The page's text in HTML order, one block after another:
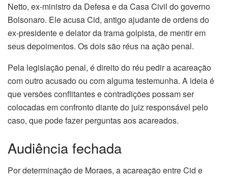
Netto, ex-ministro da Defesa e da Casa Civil do governo
Bolsonaro. Ele acusa Cid, antigo ajudante de ordens do
ex-presidente e delator da trama golpista, de mentir em
seus depoimentos. Os dois são réus na ação penal.
Pela legislação penal, é direito do réu pedir a acareação
com outro acusado ou com alguma testemunha. A ideia é
que versões conflitantes e contradições possam ser
colocadas em confronto diante do juiz responsável pelo
caso, que pode fazer perguntas aos acareados.
Audiência fechada
Por determinação de Moraes, a acareação entre Cid e